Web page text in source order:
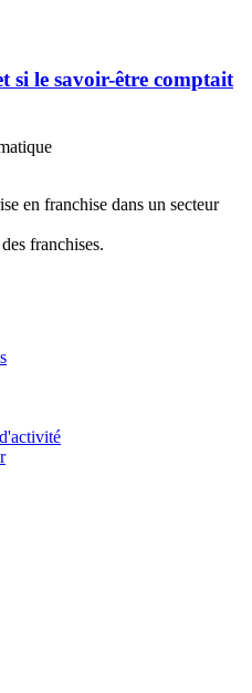
si le savoir-être comptait
en franchise dans un secteur
franchises.